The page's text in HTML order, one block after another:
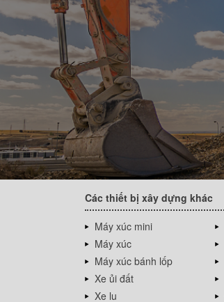
Các thiết bị xây dựng khác
Máy xúc mini
Máy xúc
Máy xúc bánh lốp
Xe ủi đất
Xe lu